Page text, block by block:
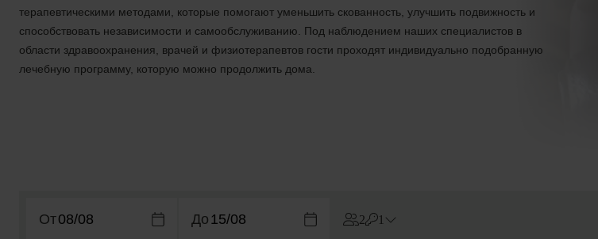
терапевтическими методами, которые помогают уменьшить скованность, улучшить подвижность и
способствовать независимости и самообслуживанию. Под наблюдением наших специалистов в
области здравоохранения, врачей и физиотерапевтов гости проходят индивидуально подобранную
лечебную программу, которую можно продолжить дома.
От До 2 1